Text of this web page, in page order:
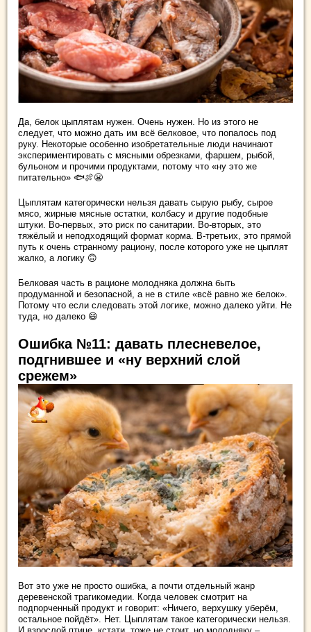
Да, белок цыплятам нужен. Очень нужен. Но из этого не
следует, что можно дать им всё белковое, что попалось под
руку. Некоторые особенно изобретательные люди начинают
экспериментировать с мясными обрезками, фаршем, рыбой,
бульоном и прочими продуктами, потому что «ну это же
питательно» 🐟🍖😬
Цыплятам категорически нельзя давать сырую рыбу, сырое
мясо, жирные мясные остатки, колбасу и другие подобные
штуки. Во-первых, это риск по санитарии. Во-вторых, это
тяжёлый и неподходящий формат корма. В-третьих, это прямой
путь к очень странному рациону, после которого уже не цыплят
жалко, а логику 🙃
Белковая часть в рационе молодняка должна быть
продуманной и безопасной, а не в стиле «всё равно же белок».
Потому что если следовать этой логике, можно далеко уйти. Не
туда, но далеко 😄
Ошибка №11: давать плесневелое,
подгнившее и «ну верхний слой
срежем»
Вот это уже не просто ошибка, а почти отдельный жанр
деревенской трагикомедии. Когда человек смотрит на
подпорченный продукт и говорит: «Ничего, верхушку уберём,
остальное пойдёт». Нет. Цыплятам такое категорически нельзя.